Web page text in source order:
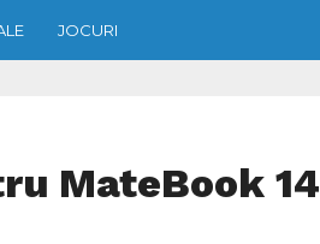
JOCURI
MateBook 14